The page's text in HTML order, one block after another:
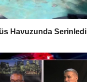
Havuzunda Serinledi